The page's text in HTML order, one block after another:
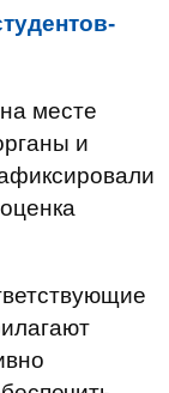
месте
и